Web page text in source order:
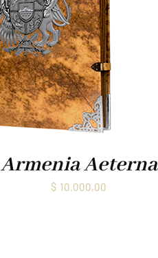
Armenia Aeterna
$ 10.000,00